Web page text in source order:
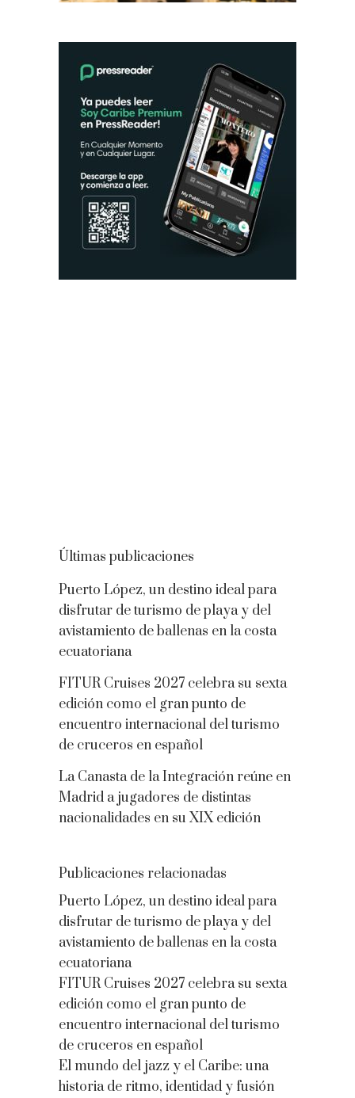
Últimas publicaciones
Puerto López, un destino ideal para
disfrutar de turismo de playa y del
avistamiento de ballenas en la costa
ecuatoriana
FITUR Cruises 2027 celebra su sexta
edición como el gran punto de
encuentro internacional del turismo
de cruceros en español
La Canasta de la Integración reúne en
Madrid a jugadores de distintas
nacionalidades en su XIX edición
Publicaciones relacionadas
Puerto López, un destino ideal para
disfrutar de turismo de playa y del
avistamiento de ballenas en la costa
ecuatoriana
FITUR Cruises 2027 celebra su sexta
edición como el gran punto de
encuentro internacional del turismo
de cruceros en español
El mundo del jazz y el Caribe: una
historia de ritmo, identidad y fusión